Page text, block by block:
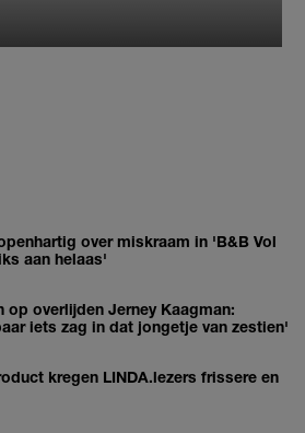
over miskraam in 'B&B Vol
aan helaas'
op overlijden Jerney Kaagman:
iets zag in dat jongetje van zestien'
kregen LINDA.lezers frissere en